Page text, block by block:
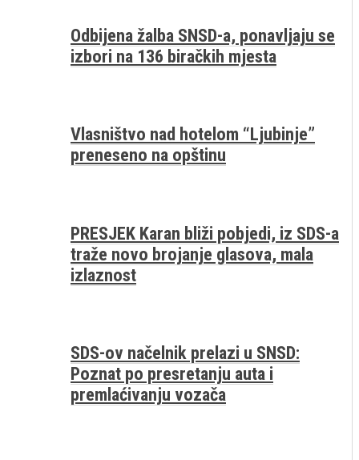
Odbijena žalba SNSD-a, ponavljaju se
izbori na 136 biračkih mjesta
Vlasništvo nad hotelom “Ljubinje”
preneseno na opštinu
PRESJEK Karan bliži pobjedi, iz SDS-a
traže novo brojanje glasova, mala
izlaznost
SDS-ov načelnik prelazi u SNSD:
Poznat po presretanju auta i
premlaćivanju vozača